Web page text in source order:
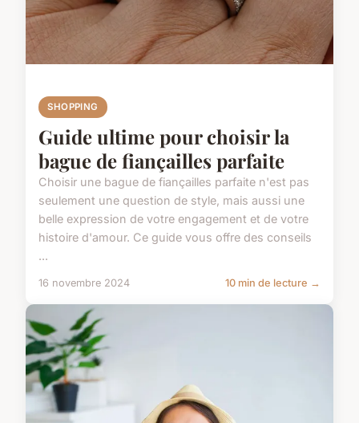
SHOPPING
Guide ultime pour choisir la
bague de fiançailles parfaite
Choisir une bague de fiançailles parfaite n'est pas
seulement une question de style, mais aussi une
belle expression de votre engagement et de votre
histoire d'amour. Ce guide vous offre des conseils
...
16 novembre 2024 10 min de lecture →